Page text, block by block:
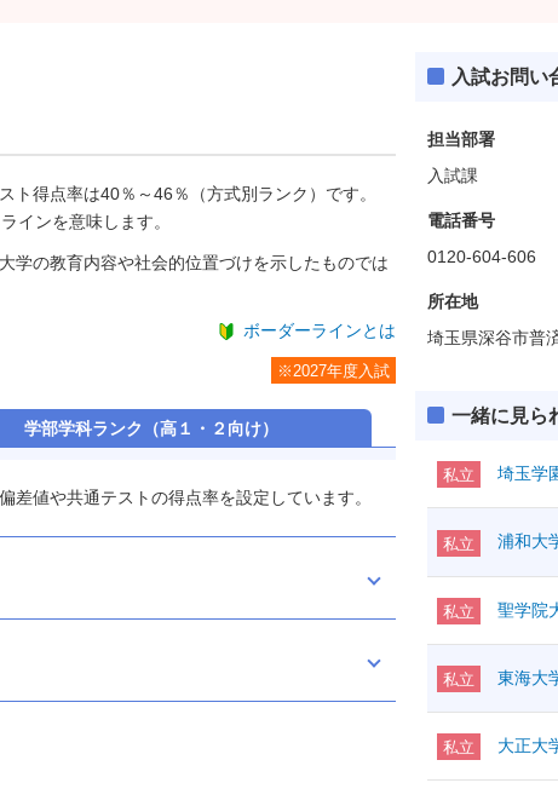
得点率は40％～46％（方式別ランク）です。
インを意味します。
学の教育内容や社会的位置づけを示したものでは
ボーダーラインとは
※2027年度入試
学部学科ランク （高１・２向け）
差値や共通テストの得点率を設定しています。
入試お問い
担当部署
入試課
電話番号
0120-604-606
所在地
埼玉県深谷市普
一緒に見ら
私立 埼玉学
私立 浦和大
私立 聖学院
私立 東海大
私立 大正大